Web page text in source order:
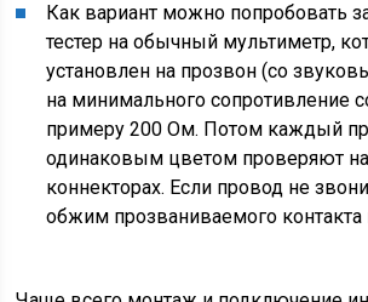
Как вариант можно попробовать
тестер на обычный мультиметр,
установлен на прозвон (со
на минимального сопротивление
примеру 200 Ом. Потом каждый
одинаковым цветом проверяют
коннекторах. Если провод не
обжим прозваниваемого контакта